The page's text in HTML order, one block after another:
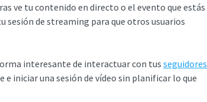
ve tu contenido en directo o el evento que estás
sesión de streaming para que otros usuarios
interesante de interactuar con tus seguidores
iniciar una sesión de vídeo sin planificar lo que